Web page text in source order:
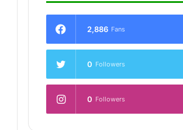
2,886 Fans
0 Followers
0 Followers